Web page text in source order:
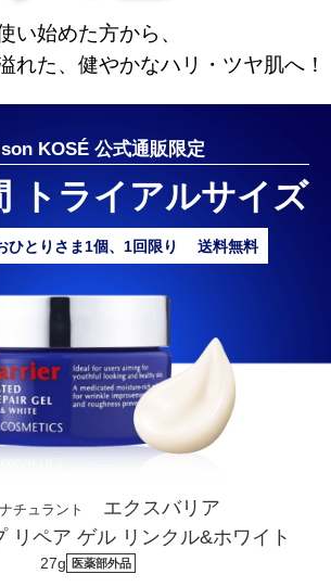
い始めた方から、
れた、健やかなハリ・ツヤ肌へ！
KOSÉ 公式通販限定
トライアルサイズ
ひとりさま1個、1回限り 送料無料
チュラント
エクスバリア
リペア ゲル リンクル&ホワイト
27g 医薬部外品